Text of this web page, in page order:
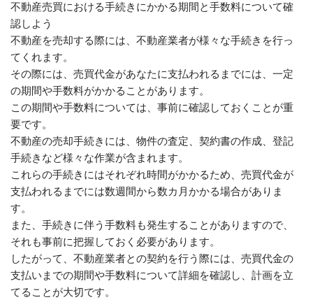
不動産売買における手続きにかかる期間と手数料について確
認しよう
不動産を売却する際には、不動産業者が様々な手続きを行っ
てくれます。
その際には、売買代金があなたに支払われるまでには、一定
の期間や手数料がかかることがあります。
この期間や手数料については、事前に確認しておくことが重
要です。
不動産の売却手続きには、物件の査定、契約書の作成、登記
手続きなど様々な作業が含まれます。
これらの手続きにはそれぞれ時間がかかるため、売買代金が
支払われるまでには数週間から数カ月かかる場合がありま
す。
また、手続きに伴う手数料も発生することがありますので、
それも事前に把握しておく必要があります。
したがって、不動産業者との契約を行う際には、売買代金の
支払いまでの期間や手数料について詳細を確認し、計画を立
てることが大切です。